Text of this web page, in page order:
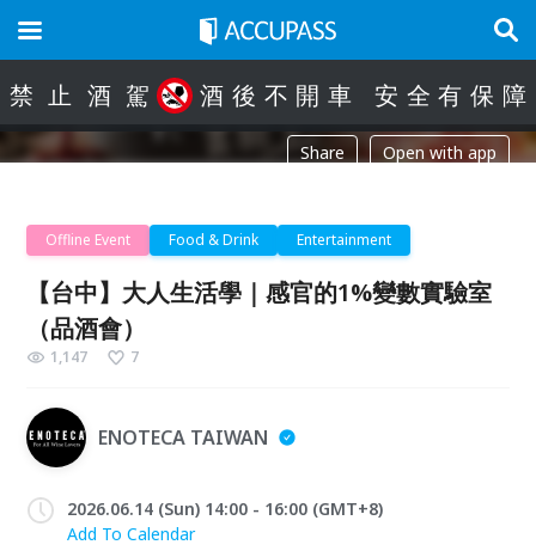
禁 止 酒 駕 酒 後 不 開 車 安 全 有 保 障
Share Open with app
Offline Event Food & Drink Entertainment
【台中】大人生活學｜感官的1%變數實驗室
（品酒會）
1,147 7
ENOTECA TAIWAN
2026.06.14 (Sun) 14:00 - 16:00 (GMT+8)
Add To Calendar